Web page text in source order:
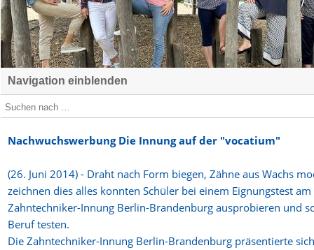
Navigation einblenden
Nachwuchswerbung Die Innung auf der "vocatium"
(26. Juni 2014) - Draht nach Form biegen, Zähne aus Wachs
zeichnen dies alles konnten Schüler bei einem Eignungstest
Zahntechniker-Innung Berlin-Brandenburg ausprobieren und
Beruf testen.
Die Zahntechniker-Innung Berlin-Brandenburg präsentierte